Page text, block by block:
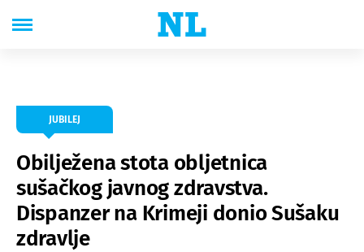
JUBILEJ
Obilježena stota obljetnica
sušačkog javnog zdravstva.
Dispanzer na Krimeji donio Sušaku
zdravlje